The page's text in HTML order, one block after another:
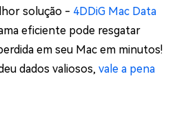
solução - 4DDiG Mac Data
eficiente pode resgatar
em seu Mac em minutos!
dados valiosos, vale a pena